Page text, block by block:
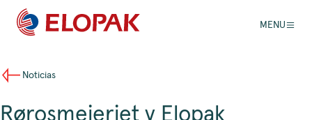
MENU
Noticias
Rørosmeieriet y Elopak